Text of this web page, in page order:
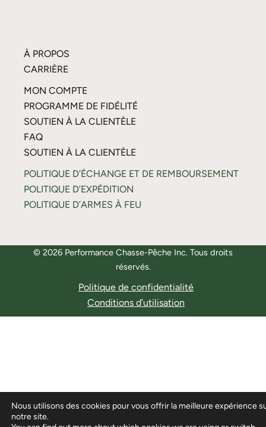
À PROPOS
CARRIÈRE
MON COMPTE
PROGRAMME DE FIDÉLITÉ
SOUTIEN À LA CLIENTÈLE
FAQ
SOUTIEN À LA CLIENTÈLE
POLITIQUE D’ÉCHANGE ET DE REMBOURSEMENT
POLITIQUE D’EXPÉDITION
POLITIQUE D’ARMES À FEU
© 2026 Performance Chasse-Pêche Inc. Tous droits
réservés.
Politique de confidentialité
Conditions d’utilisation
Nous utilisons des cookies pour vous offrir la meilleure expérience
notre site.